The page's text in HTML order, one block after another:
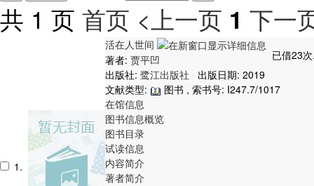
共 1 页 首页 <上一页 1 下一
1.
活在人世间
已借23
著者: 贾平凹
出版社: 鹭江出版社
出版日期: 2019
文献类型:
图书 , 索书号: I247.7/1017
在馆信息
图书信息概览
图书目录
试读信息
内容简介
著者简介